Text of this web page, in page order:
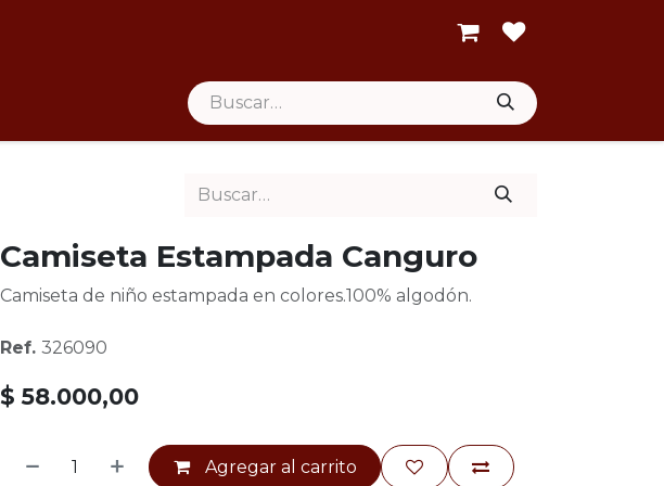
Camiseta Estampada Canguro
Camiseta de niño estampada en colores.100% algodón.
Ref. 326090
$ 58.000,00
Agregar al carrito